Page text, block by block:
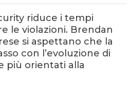
riduce i tempi
le violazioni. Brendan
si aspettano che la
con l’evoluzione di
più orientati alla